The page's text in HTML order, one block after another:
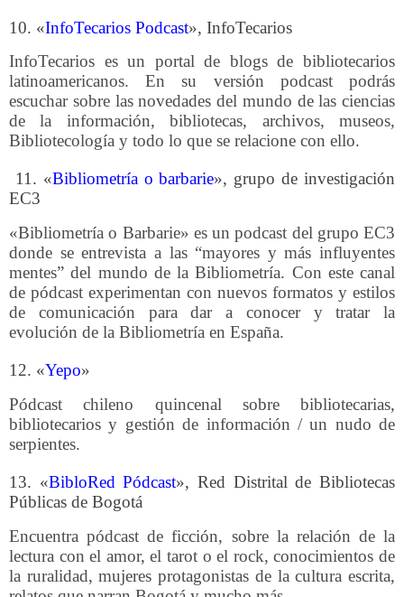
10. «InfoTecarios Podcast», InfoTecarios
InfoTecarios es un portal de blogs de bibliotecarios
latinoamericanos. En su versión podcast podrás
escuchar sobre las novedades del mundo de las ciencias
de la información, bibliotecas, archivos, museos,
Bibliotecología y todo lo que se relacione con ello.
11. «Bibliometría o barbarie», grupo de investigación
EC3
«Bibliometría o Barbarie» es un podcast del grupo EC3
donde se entrevista a las “mayores y más influyentes
mentes” del mundo de la Bibliometría. Con este canal
de pódcast experimentan con nuevos formatos y estilos
de comunicación para dar a conocer y tratar la
evolución de la Bibliometría en España.
12. «Yepo»
Pódcast chileno quincenal sobre bibliotecarias,
bibliotecarios y gestión de información / un nudo de
serpientes.
13. «BibloRed Pódcast», Red Distrital de Bibliotecas
Públicas de Bogotá
Encuentra pódcast de ficción, sobre la relación de la
lectura con el amor, el tarot o el rock, conocimientos de
la ruralidad, mujeres protagonistas de la cultura escrita,